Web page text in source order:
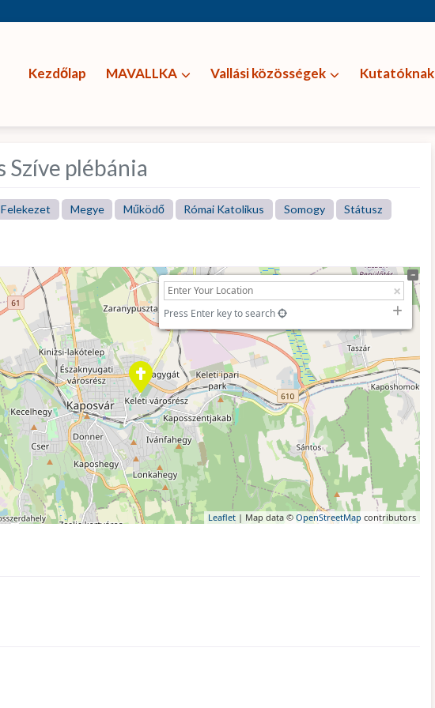
Kezdőlap MAVALLKA Vallási közösségek Kutatóknak
Szíve plébánia
Felekezet Megye Működő Római Katolikus Somogy Státusz
Press Enter key to search
Leaflet| Map data © OpenStreetMap contributors